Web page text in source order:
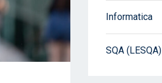
Informatica
SQA (LESQA)